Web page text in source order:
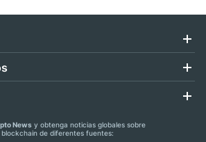
News y obtenga noticias globales sobre
de diferentes fuentes: